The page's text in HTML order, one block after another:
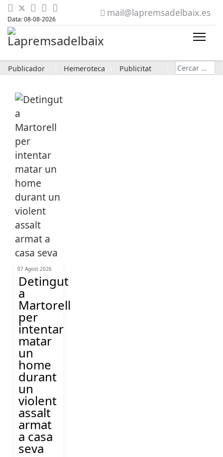
Data: 08-08-2026
mail@lapremsadelbaix.es
Publicador Hemeroteca Publicitat Cerca
07 Agost 2026
Detingut
a
Martorell
per
intentar
matar
un
home
durant
un
violent
assalt
armat
a casa
seva